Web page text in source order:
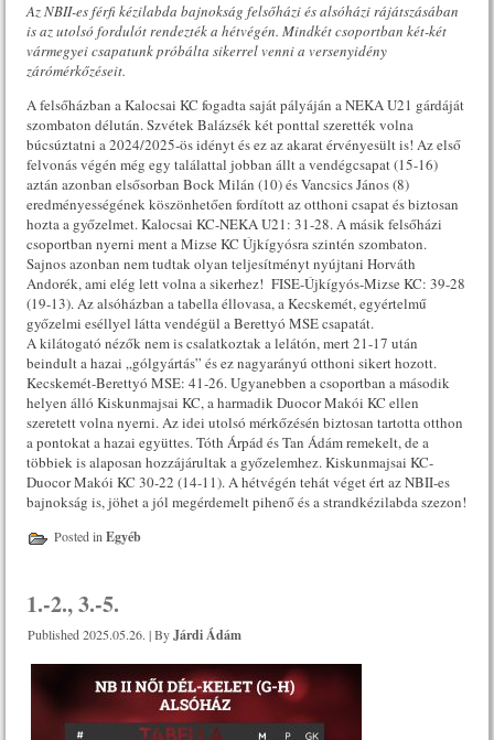
Az NBII-es férfi kézilabda bajnokság felsőházi és alsóházi rájátszásában
is az utolsó fordulót rendezték a hétvégén. Mindkét csoportban két-két
vármegyei csapatunk próbálta sikerrel venni a versenyidény
zárómérkőzéseit.
A felsőházban a Kalocsai KC fogadta saját pályáján a NEKA U21 gárdáját
szombaton délután. Szvétek Balázsék két ponttal szerették volna
búcsúztatni a 2024/2025-ös idényt és ez az akarat érvényesült is! Az első
felvonás végén még egy találattal jobban állt a vendégcsapat (15-16)
aztán azonban elsősorban Bock Milán (10) és Vancsics János (8)
eredményességének köszönhetően fordított az otthoni csapat és biztosan
hozta a győzelmet. Kalocsai KC-NEKA U21: 31-28. A másik felsőházi
csoportban nyerni ment a Mizse KC Újkígyósra szintén szombaton.
Sajnos azonban nem tudtak olyan teljesítményt nyújtani Horváth
Andorék, ami elég lett volna a sikerhez! FISE-Újkígyós-Mizse KC: 39-28
(19-13). Az alsóházban a tabella éllovasa, a Kecskemét, egyértelmű
győzelmi eséllyel látta vendégül a Berettyó MSE csapatát.
A kilátogató nézők nem is csalatkoztak a lelátón, mert 21-17 után
beindult a hazai „gólgyártás” és ez nagyarányú otthoni sikert hozott.
Kecskemét-Berettyó MSE: 41-26. Ugyanebben a csoportban a második
helyen álló Kiskunmajsai KC, a harmadik Duocor Makói KC ellen
szeretett volna nyerni. Az idei utolsó mérkőzésén biztosan tartotta otthon
a pontokat a hazai együttes. Tóth Árpád és Tan Ádám remekelt, de a
többiek is alaposan hozzájárultak a győzelemhez. Kiskunmajsai KC-
Duocor Makói KC 30-22 (14-11). A hétvégén tehát véget ért az NBII-es
bajnokság is, jöhet a jól megérdemelt pihenő és a strandkézilabda szezon!
Posted in Egyéb
1.-2., 3.-5.
Published 2025.05.26. |By Járdi Ádám